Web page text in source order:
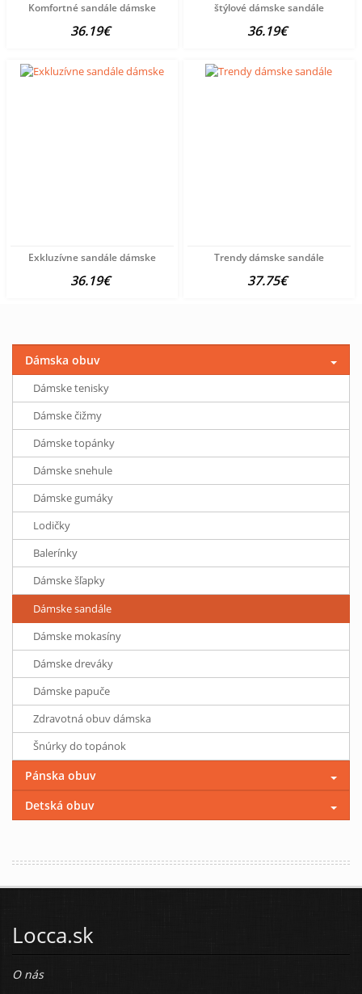
Komfortné sandále dámske
36.19€
štýlové dámske sandále
36.19€
Exkluzívne sandále dámske
36.19€
Trendy dámske sandále
37.75€
Dámska obuv
Dámske tenisky
Dámske čižmy
Dámske topánky
Dámske snehule
Dámske gumáky
Lodičky
Balerínky
Dámske šľapky
Dámske sandále
Dámske mokasíny
Dámske dreváky
Dámske papuče
Zdravotná obuv dámska
Šnúrky do topánok
Pánska obuv
Detská obuv
Locca.sk
O nás